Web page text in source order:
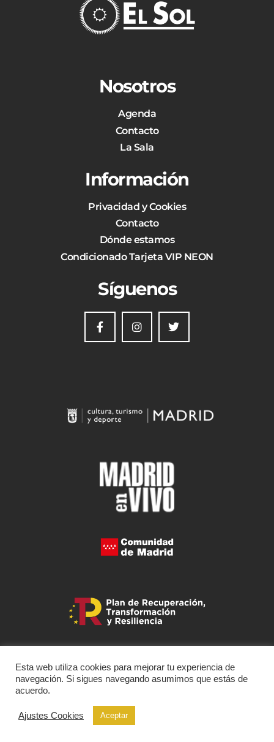
Nosotros
Agenda
Contacto
La Sala
Información
Privacidad y Cookies
Contacto
Dónde estamos
Condicionado Tarjeta VIP NEON
Síguenos
Esta web utiliza cookies para mejorar tu experiencia de
navegación. Si sigues navegando asumimos que estás de
acuerdo.
Ajustes Cookies Aceptar